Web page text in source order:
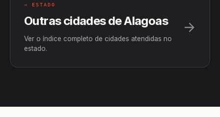
→ ESTADO
Outras cidades de Alagoas
Ver o índice completo de cidades atendidas no
estado.